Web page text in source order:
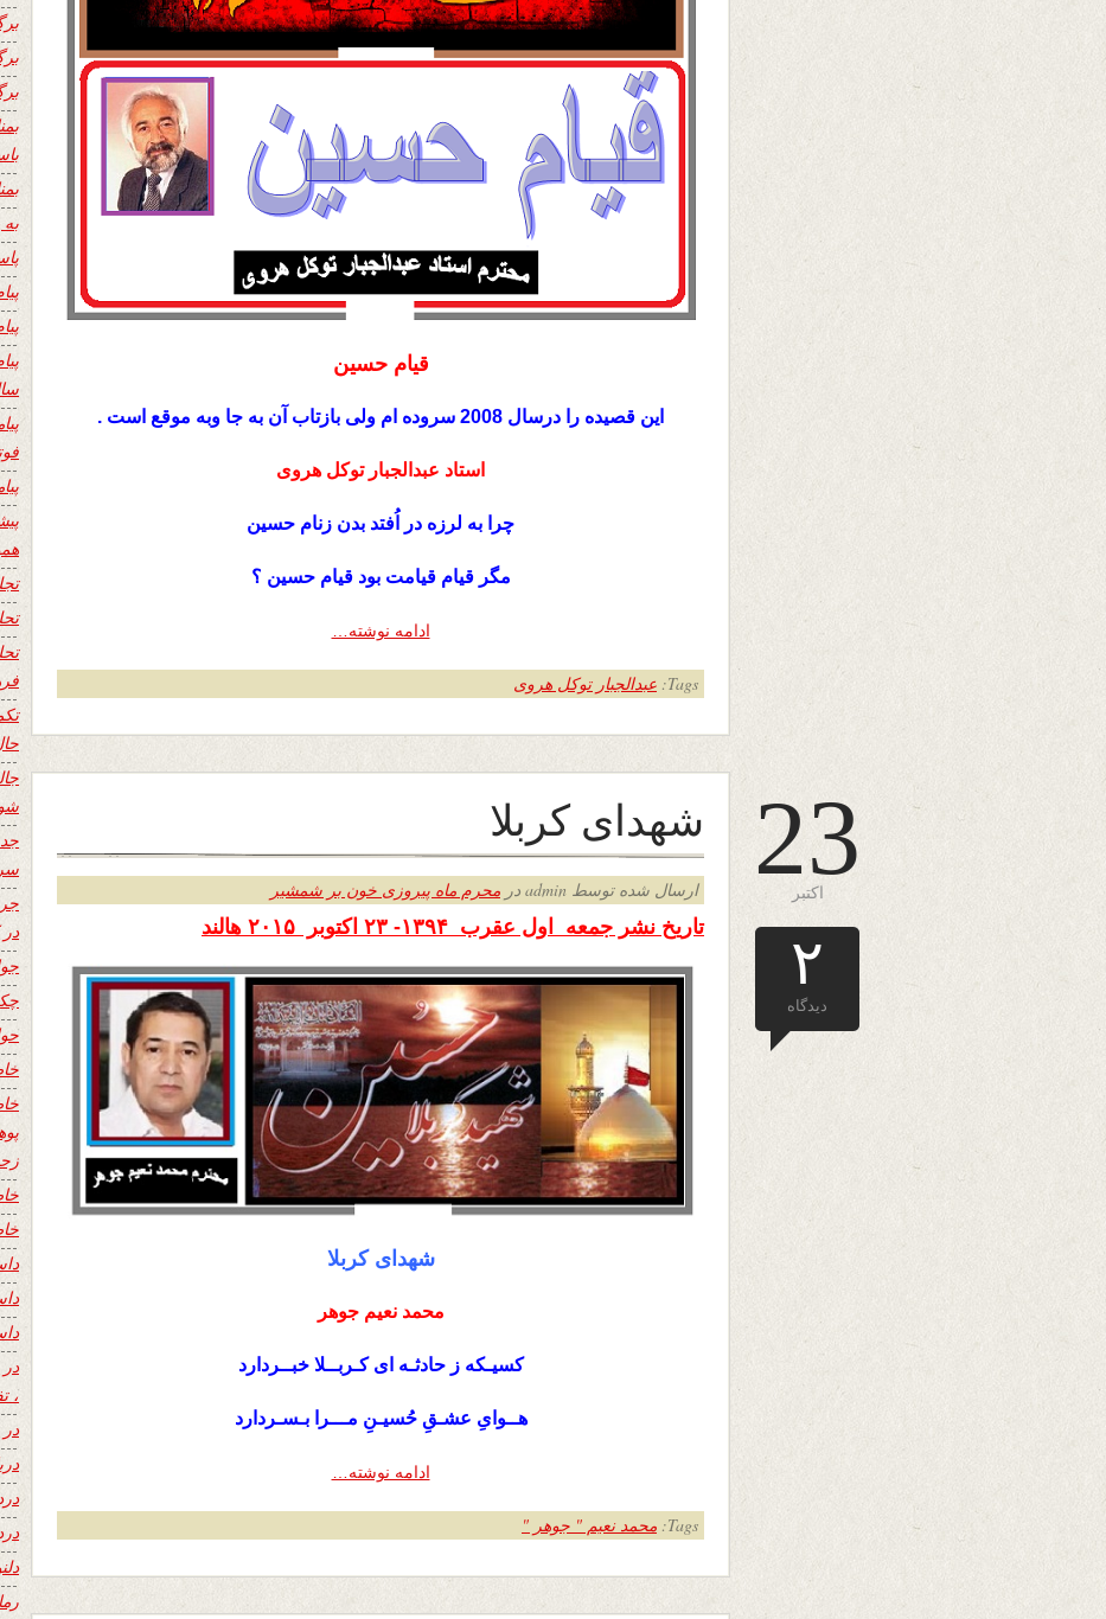
قیام حسین
این قصیده را درسال 2008 سروده ام ولی بازتاب آن به جا وبه موقع است .
استاد عبدالجبار توکل هروی
چرا به لرزه در اُفتد بدن زنام حسین
مگر قیام قیامت بود قیام حسین ؟
ادامه نوشته…
Tags: عبدالجبار توکل هروی
23
اکتبر
۲
دیدگاه
شهدای کربلا
ارسال شده توسط admin در محرم ماه پیروزی خون بر شمشیر
تاریخ نشر جمعه اول عقرب ۱۳۹۴- ۲۳ اکتوبر ۲۰۱۵ هالند
شهدای کربلا
محمد نعیم جوهر
کسیـکه ز حادثـه ای کـربــلا خبــردارد
هــوایِ عشـقِ حُسیـنِ مـــرا بـسـردارد
ادامه نوشته…
Tags: محمد نعیم " جوهر "
به
،